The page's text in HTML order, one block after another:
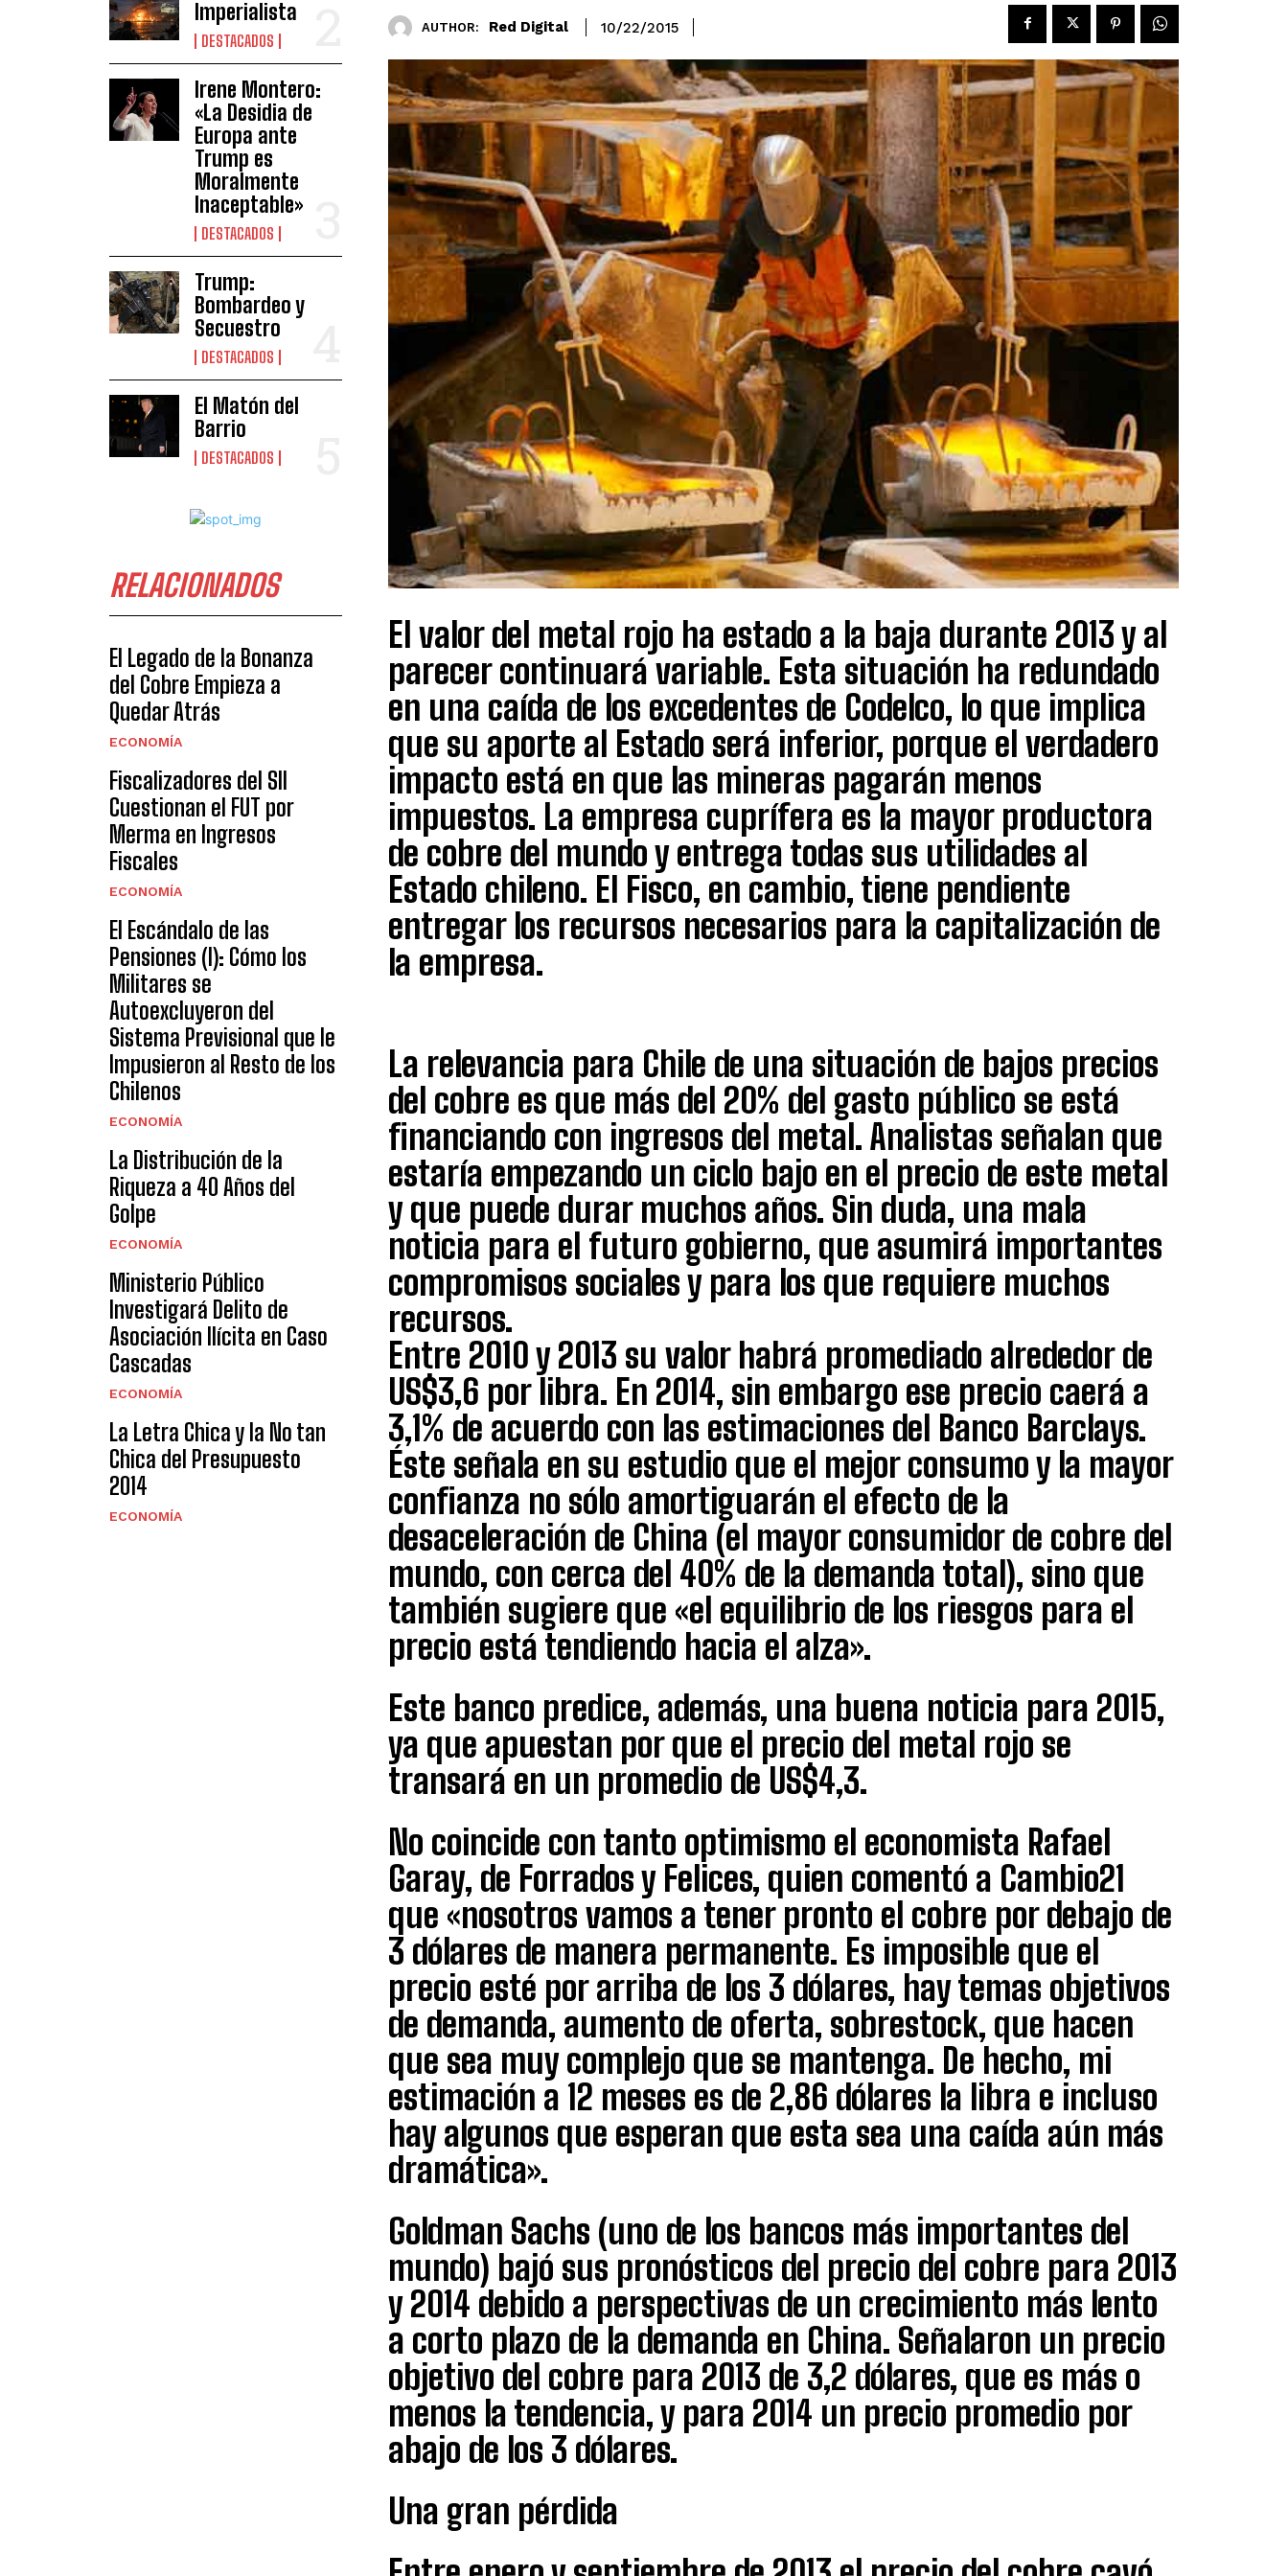
Imperialista
DESTACADOS
Irene Montero:
«La Desidia de
Europa ante
Trump es
Moralmente
Inaceptable»
DESTACADOS
Trump:
Bombardeo y
Secuestro
DESTACADOS
El Matón del
Barrio
DESTACADOS
RELACIONADOS
El Legado de la Bonanza
del Cobre Empieza a
Quedar Atrás
ECONOMÍA
Fiscalizadores del SII
Cuestionan el FUT por
Merma en Ingresos
Fiscales
ECONOMÍA
El Escándalo de las
Pensiones (I): Cómo los
Militares se
Autoexcluyeron del
Sistema Previsional que le
Impusieron al Resto de los
Chilenos
ECONOMÍA
La Distribución de la
Riqueza a 40 Años del
Golpe
ECONOMÍA
Ministerio Público
Investigará Delito de
Asociación Ilícita en Caso
Cascadas
ECONOMÍA
La Letra Chica y la No tan
Chica del Presupuesto
2014
ECONOMÍA
AUTHOR: Red Digital 10/22/2015
El valor del metal rojo ha estado a la baja durante 2013 y al
parecer continuará variable. Esta situación ha redundado
en una caída de los excedentes de Codelco, lo que implica
que su aporte al Estado será inferior, porque el verdadero
impacto está en que las mineras pagarán menos
impuestos. La empresa cuprífera es la mayor productora
de cobre del mundo y entrega todas sus utilidades al
Estado chileno. El Fisco, en cambio, tiene pendiente
entregar los recursos necesarios para la capitalización de
la empresa.
La relevancia para Chile de una situación de bajos precios
del cobre es que más del 20% del gasto público se está
financiando con ingresos del metal. Analistas señalan que
estaría empezando un ciclo bajo en el precio de este metal
y que puede durar muchos años. Sin duda, una mala
noticia para el futuro gobierno, que asumirá importantes
compromisos sociales y para los que requiere muchos
recursos.
Entre 2010 y 2013 su valor habrá promediado alrededor de
US$3,6 por libra. En 2014, sin embargo ese precio caerá a
3,1% de acuerdo con las estimaciones del Banco Barclays.
Éste señala en su estudio que el mejor consumo y la mayor
confianza no sólo amortiguarán el efecto de la
desaceleración de China (el mayor consumidor de cobre del
mundo, con cerca del 40% de la demanda total), sino que
también sugiere que «el equilibrio de los riesgos para el
precio está tendiendo hacia el alza».
Este banco predice, además, una buena noticia para 2015,
ya que apuestan por que el precio del metal rojo se
transará en un promedio de US$4,3.
No coincide con tanto optimismo el economista Rafael
Garay, de Forrados y Felices, quien comentó a Cambio21
que «nosotros vamos a tener pronto el cobre por debajo de
3 dólares de manera permanente. Es imposible que el
precio esté por arriba de los 3 dólares, hay temas objetivos
de demanda, aumento de oferta, sobrestock, que hacen
que sea muy complejo que se mantenga. De hecho, mi
estimación a 12 meses es de 2,86 dólares la libra e incluso
hay algunos que esperan que esta sea una caída aún más
dramática».
Goldman Sachs (uno de los bancos más importantes del
mundo) bajó sus pronósticos del precio del cobre para 2013
y 2014 debido a perspectivas de un crecimiento más lento
a corto plazo de la demanda en China. Señalaron un precio
objetivo del cobre para 2013 de 3,2 dólares, que es más o
menos la tendencia, y para 2014 un precio promedio por
abajo de los 3 dólares.
Una gran pérdida